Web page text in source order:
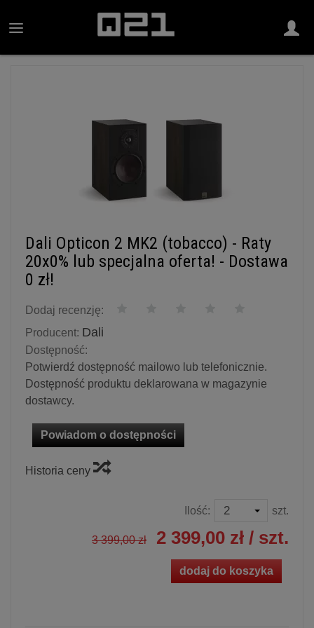
Dali Opticon 2 MK2 (tobacco) - Raty
20x0% lub specjalna oferta! - Dostawa
0 zł!
Dodaj recenzję:
Producent: Dali
Dostępność:
Potwierdź dostępność mailowo lub telefonicznie.
Dostępność produktu deklarowana w magazynie
dostawcy.
Powiadom o dostępności
Historia ceny
Ilość: szt.
3 399,00 zł 2 399,00 zł / szt.
dodaj do koszyka